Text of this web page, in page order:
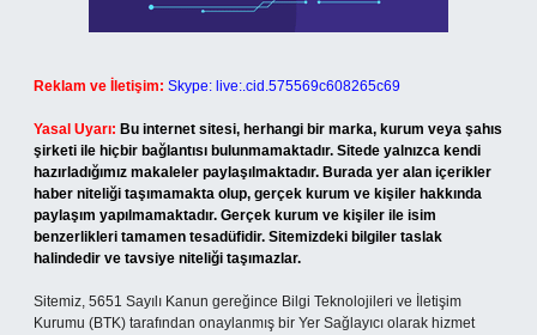
Reklam ve İletişim: Skype: live:.cid.575569c608265c69
Yasal Uyarı: Bu internet sitesi, herhangi bir marka, kurum veya şahıs
şirketi ile hiçbir bağlantısı bulunmamaktadır. Sitede yalnızca kendi
hazırladığımız makaleler paylaşılmaktadır. Burada yer alan içerikler
haber niteliği taşımamakta olup, gerçek kurum ve kişiler hakkında
paylaşım yapılmamaktadır. Gerçek kurum ve kişiler ile isim
benzerlikleri tamamen tesadüfidir. Sitemizdeki bilgiler taslak
halindedir ve tavsiye niteliği taşımazlar.
Sitemiz, 5651 Sayılı Kanun gereğince Bilgi Teknolojileri ve İletişim
Kurumu (BTK) tarafından onaylanmış bir Yer Sağlayıcı olarak hizmet